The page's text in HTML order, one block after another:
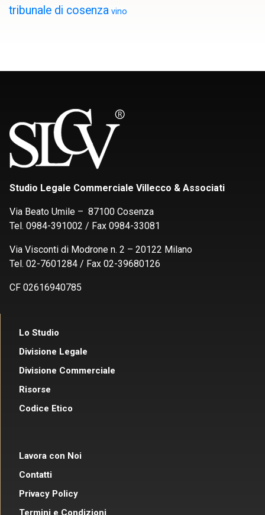
tribunale di cosenza vino
Studio Legale Commerciale Villecco & Associati
Via Beato Umile – 87100 Cosenza
Tel. 0984-391002 / Fax 0984-33081
Via Visconti di Modrone n. 2 – 20122 Milano
Tel. 02-7601284 / Fax 02-39680126
CF 02616940785
Lo Studio
Divisione Legale
Divisione Commerciale
Risorse
Codice Etico
Lavora con Noi
Contatti
Privacy Policy
Termini e Condizioni